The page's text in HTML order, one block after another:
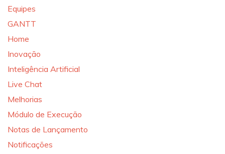
Equipes
GANTT
Home
Inovação
Inteligência Artificial
Live Chat
Melhorias
Módulo de Execução
Notas de Lançamento
Notificações